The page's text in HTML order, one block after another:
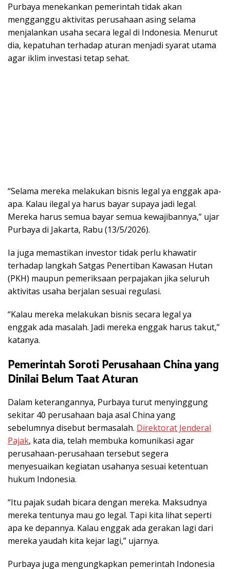
Purbaya menekankan pemerintah tidak akan
mengganggu aktivitas perusahaan asing selama
menjalankan usaha secara legal di Indonesia. Menurut
dia, kepatuhan terhadap aturan menjadi syarat utama
agar iklim investasi tetap sehat.
“Selama mereka melakukan bisnis legal ya enggak apa-
apa. Kalau ilegal ya harus bayar supaya jadi legal.
Mereka harus semua bayar semua kewajibannya,” ujar
Purbaya di Jakarta, Rabu (13/5/2026).
Ia juga memastikan investor tidak perlu khawatir
terhadap langkah Satgas Penertiban Kawasan Hutan
(PKH) maupun pemeriksaan perpajakan jika seluruh
aktivitas usaha berjalan sesuai regulasi.
“Kalau mereka melakukan bisnis secara legal ya
enggak ada masalah. Jadi mereka enggak harus takut,”
katanya.
Pemerintah Soroti Perusahaan China yang
Dinilai Belum Taat Aturan
Dalam keterangannya, Purbaya turut menyinggung
sekitar 40 perusahaan baja asal China yang
sebelumnya disebut bermasalah. Direktorat Jenderal
Pajak, kata dia, telah membuka komunikasi agar
perusahaan-perusahaan tersebut segera
menyesuaikan kegiatan usahanya sesuai ketentuan
hukum Indonesia.
“Itu pajak sudah bicara dengan mereka. Maksudnya
mereka tentunya mau go legal. Tapi kita lihat seperti
apa ke depannya. Kalau enggak ada gerakan lagi dari
mereka yaudah kita kejar lagi,” ujarnya.
Purbaya juga mengungkapkan pemerintah Indonesia